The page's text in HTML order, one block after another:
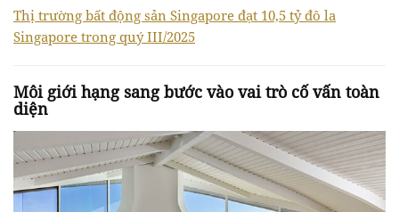
Thị trường bất động sản Singapore đạt 10,5 tỷ đô la
Singapore trong quý III/2025
Môi giới hạng sang bước vào vai trò cố vấn toàn
diện